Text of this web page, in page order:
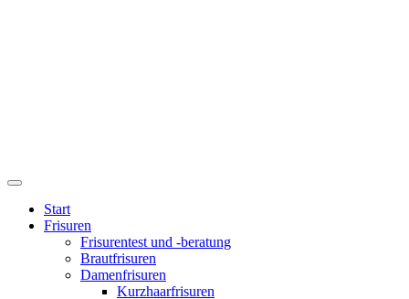
Start
Frisuren
Frisurentest und -beratung
Brautfrisuren
Damenfrisuren
Kurzhaarfrisuren